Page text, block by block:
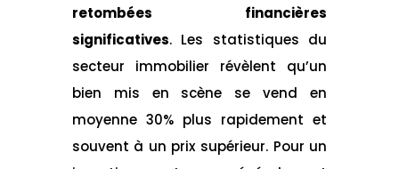
retombées financières
significatives. Les statistiques du
secteur immobilier révèlent qu’un
bien mis en scène se vend en
moyenne 30% plus rapidement et
souvent à un prix supérieur. Pour un